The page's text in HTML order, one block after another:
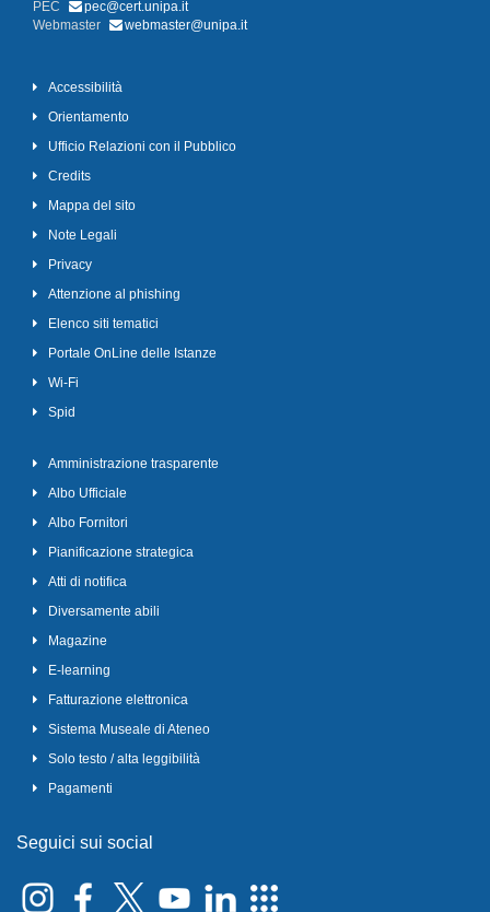
PEC
pec@cert.unipa.it
Webmaster
webmaster@unipa.it
Accessibilità
Orientamento
Ufficio Relazioni con il Pubblico
Credits
Mappa del sito
Note Legali
Privacy
Attenzione al phishing
Elenco siti tematici
Portale OnLine delle Istanze
Wi-Fi
Spid
Amministrazione trasparente
Albo Ufficiale
Albo Fornitori
Pianificazione strategica
Atti di notifica
Diversamente abili
Magazine
E-learning
Fatturazione elettronica
Sistema Museale di Ateneo
Solo testo / alta leggibilità
Pagamenti
Seguici sui social